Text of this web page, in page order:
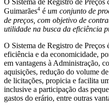
O Sistema de Registro de Preços
Guimarães4 é um conjunto de
de preços, com objetivo de
utilidade na busca da eficiência
O Sistema de Registro de
eficiência e da economicidade,
em vantagens à Administração,
aquisições, redução do volume
de licitações, propicia e facilita
inclusive a participação das
gastos do erário, entre outras